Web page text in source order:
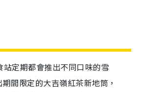
站定期都會推出不同口味的雪
間限定的大吉嶺紅茶新地筒，